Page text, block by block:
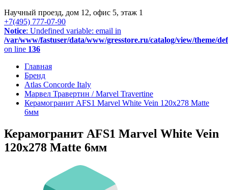
Научный проезд, дом 12, офис 5, этаж 1
+7(495) 777-07-90
Notice: Undefined variable: email in
/var/www/fastuser/data/www/gresstore.ru/catalog/view/theme/
on line 136
Главная
Бренд
Atlas Concorde Italy
Марвел Травертин / Marvel Travertine
Керамогранит AFS1 Marvel White Vein 120x278 Matte
6мм
Керамогранит AFS1 Marvel White Vein
120x278 Matte 6мм